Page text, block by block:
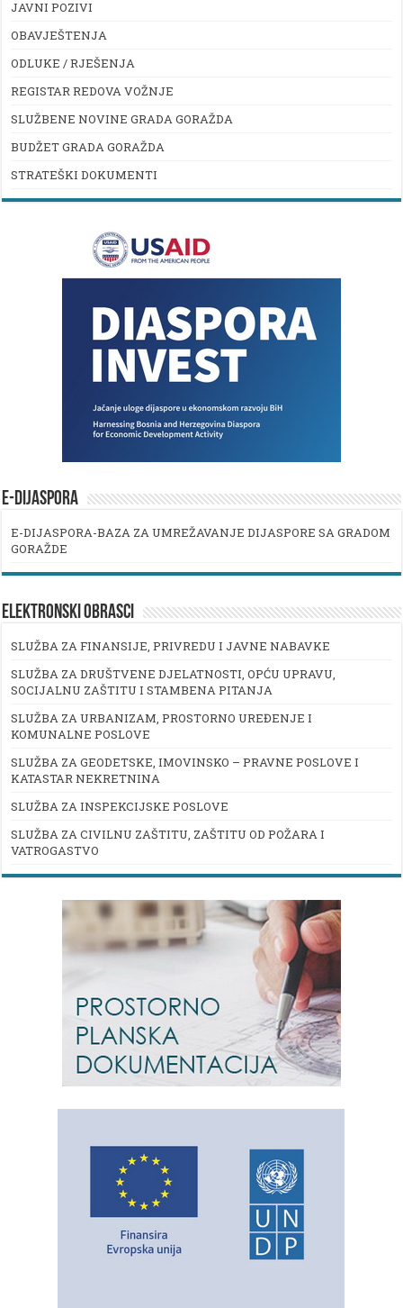
JAVNI POZIVI
OBAVJEŠTENJA
ODLUKE / RJEŠENJA
REGISTAR REDOVA VOŽNJE
SLUŽBENE NOVINE GRADA GORAŽDA
BUDŽET GRADA GORAŽDA
STRATEŠKI DOKUMENTI
E-DIJASPORA
E-DIJASPORA-BAZA ZA UMREŽAVANJE DIJASPORE SA GRADOM
GORAŽDE
ELEKTRONSKI OBRASCI
SLUŽBA ZA FINANSIJE, PRIVREDU I JAVNE NABAVKE
SLUŽBA ZA DRUŠTVENE DJELATNOSTI, OPĆU UPRAVU,
SOCIJALNU ZAŠTITU I STAMBENA PITANJA
SLUŽBA ZA URBANIZAM, PROSTORNO UREĐENJE I
KOMUNALNE POSLOVE
SLUŽBA ZA GEODETSKE, IMOVINSKO – PRAVNE POSLOVE I
KATASTAR NEKRETNINA
SLUŽBA ZA INSPEKCIJSKE POSLOVE
SLUŽBA ZA CIVILNU ZAŠTITU, ZAŠTITU OD POŽARA I
VATROGASTVO